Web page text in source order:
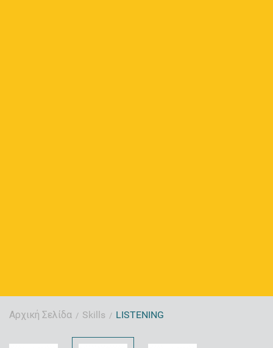
Αρχική Σελίδα / Skills / LISTENING